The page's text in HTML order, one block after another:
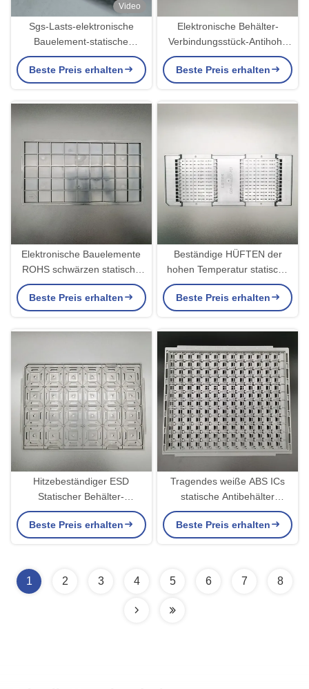
Video
Sgs-Lasts-elektronische
Bauelement-statische
Antibehälter
Beste Preis erhalten
Elektronische Behälter-
Verbindungsstück-Antihohe
Temperatur IDP statische
beständig
Beste Preis erhalten
Elektronische Bauelemente
ROHS schwärzen statische
Antibehälter-Antifalte
Beste Preis erhalten
Beständige HÜFTEN der
hohen Temperatur statische
Antibehälter für elektronische
Bauelemente
Beste Preis erhalten
Hitzebeständiger ESD
Statischer Behälter-
Antileichtgewichtler JEDEC
für IC-Module
Beste Preis erhalten
Tragendes weiße ABS ICs
statische Antibehälter
wiederverwendbares ISO-
Zertifikat
Beste Preis erhalten
1 2 3 4 5 6 7 8